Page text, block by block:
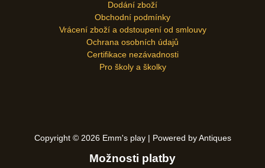
Dodání zboží
Obchodní podmínky
Vrácení zboží a odstoupení od smlouvy
Ochrana osobních údajů
Certifikace nezávadnosti
Pro školy a školky
Copyright © 2026 Emm's play | Powered by Antiques
Možnosti platby